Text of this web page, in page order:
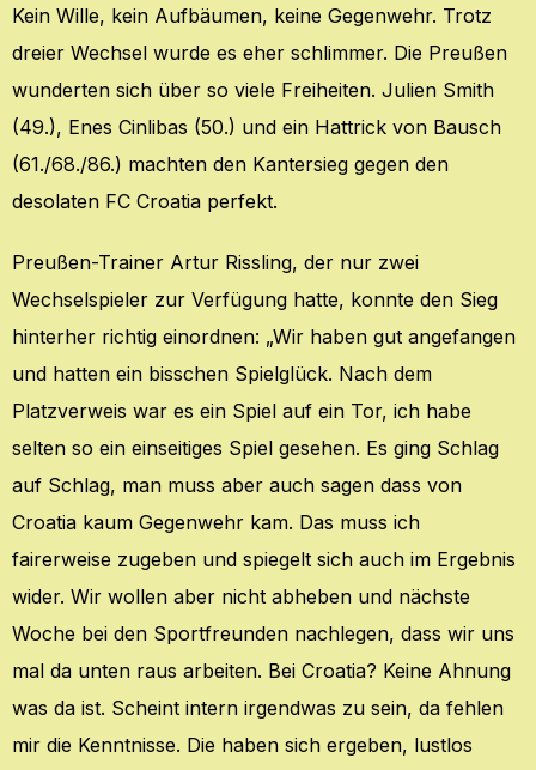
Kein Wille, kein Aufbäumen, keine Gegenwehr. Trotz
dreier Wechsel wurde es eher schlimmer. Die Preußen
wunderten sich über so viele Freiheiten. Julien Smith
(49.), Enes Cinlibas (50.) und ein Hattrick von Bausch
(61./68./86.) machten den Kantersieg gegen den
desolaten FC Croatia perfekt.
Preußen-Trainer Artur Rissling, der nur zwei
Wechselspieler zur Verfügung hatte, konnte den Sieg
hinterher richtig einordnen: „Wir haben gut angefangen
und hatten ein bisschen Spielglück. Nach dem
Platzverweis war es ein Spiel auf ein Tor, ich habe
selten so ein einseitiges Spiel gesehen. Es ging Schlag
auf Schlag, man muss aber auch sagen dass von
Croatia kaum Gegenwehr kam. Das muss ich
fairerweise zugeben und spiegelt sich auch im Ergebnis
wider. Wir wollen aber nicht abheben und nächste
Woche bei den Sportfreunden nachlegen, dass wir uns
mal da unten raus arbeiten. Bei Croatia? Keine Ahnung
was da ist. Scheint intern irgendwas zu sein, da fehlen
mir die Kenntnisse. Die haben sich ergeben, lustlos